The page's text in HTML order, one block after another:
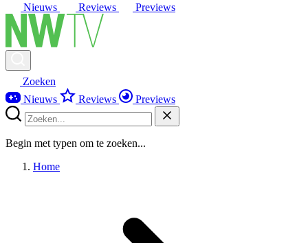
Nieuws Reviews Previews
Zoeken
Nieuws
Reviews Previews
Begin met typen om te zoeken...
Home